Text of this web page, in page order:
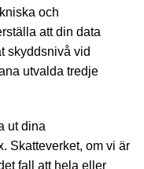
och
att din data
skyddsnivå vid
utvalda tredje
ut dina
Skatteverket, om vi är
fall att hela eller